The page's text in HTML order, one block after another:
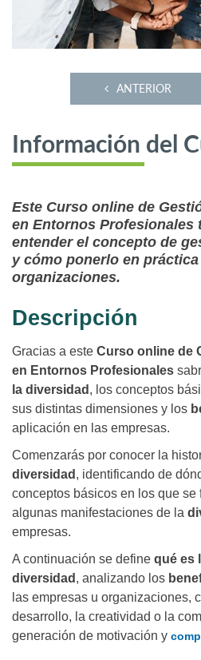
ANTERIOR
Información del
Este Curso online de
en Entornos Profesionales
entender el concepto de
y cómo ponerlo en
organizaciones.
Descripción
Gracias a este Curso online de
en Entornos Profesionales
la diversidad , los conceptos
sus distintas dimensiones y los
aplicación en las empresas.
Comenzarás por conocer la
diversidad , identificando de
conceptos básicos en los que se
algunas manifestaciones de la
empresas.
A continuación se define qué es
diversidad , analizando los
las empresas u organizaciones,
desarrollo, la creatividad o la
generación de motivación y